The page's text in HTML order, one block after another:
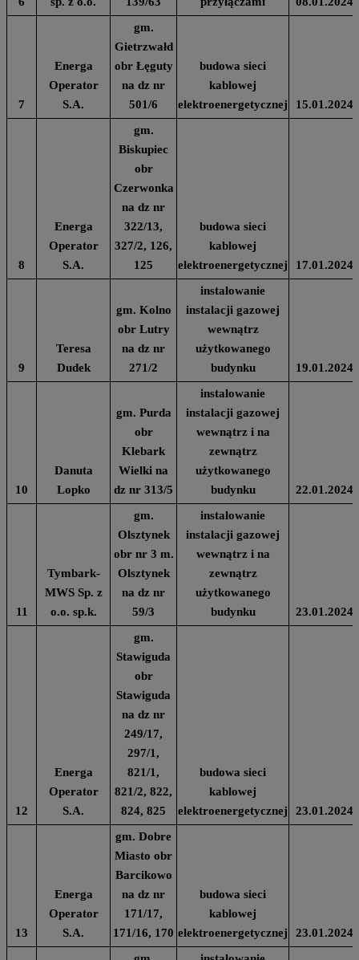
7
Energa
Operator
S.A.
gm.
Gietrzwałd
obr Łęguty
na dz nr
501/6
budowa sieci
kablowej
elektroenergetycznej
15.01.2024
8
Energa
Operator
S.A.
gm.
Biskupiec
obr
Czerwonka
na dz nr
322/13,
327/2, 126,
125
budowa sieci
kablowej
elektroenergetycznej
17.01.2024
9
Teresa
Dudek
gm. Kolno
obr Lutry
na dz nr
271/2
instalowanie
instalacji gazowej
wewnątrz
użytkowanego
budynku
19.01.2024
10
Danuta
Lopko
gm. Purda
obr
Klebark
Wielki na
dz nr 313/5
instalowanie
instalacji gazowej
wewnątrz i na
zewnątrz
użytkowanego
budynku
22.01.2024
11
Tymbark-
MWS Sp. z
o.o. sp.k.
gm.
Olsztynek
obr nr 3 m.
Olsztynek
na dz nr
59/3
instalowanie
instalacji gazowej
wewnątrz i na
zewnątrz
użytkowanego
budynku
23.01.2024
12
Energa
Operator
S.A.
gm.
Stawiguda
obr
Stawiguda
na dz nr
249/17,
297/1,
821/1,
821/2, 822,
824, 825
budowa sieci
kablowej
elektroenergetycznej
23.01.2024
13
Energa
Operator
S.A.
gm. Dobre
Miasto obr
Barcikowo
na dz nr
171/17,
171/16, 170
budowa sieci
kablowej
elektroenergetycznej
23.01.2024